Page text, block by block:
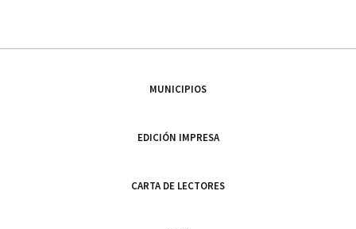
MUNICIPIOS
EDICIÓN IMPRESA
CARTA DE LECTORES